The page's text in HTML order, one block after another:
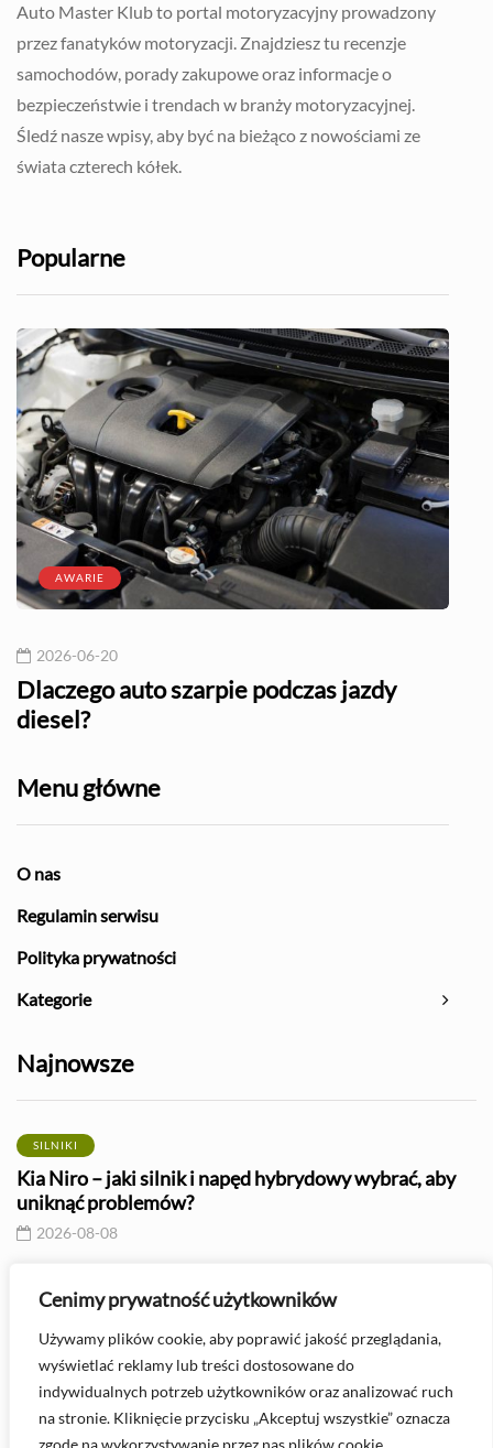
Cenimy prywatność użytkowników
Używamy plików cookie, aby poprawić jakość przeglądania,
wyświetlać reklamy lub treści dostosowane do
indywidualnych potrzeb użytkowników oraz analizować ruch
na stronie. Kliknięcie przycisku „Akceptuj wszystkie” oznacza
zgodę na wykorzystywanie przez nas plików cookie.
Auto Master Klub to portal motoryzacyjny prowadzony
przez fanatyków motoryzacji. Znajdziesz tu recenzje
samochodów, porady zakupowe oraz informacje o
bezpieczeństwie i trendach w branży motoryzacyjnej.
Śledź nasze wpisy, aby być na bieżąco z nowościami ze
świata czterech kółek.
Popularne
AWARIE
2026-06-20
Dlaczego auto szarpie podczas jazdy
diesel?
Menu główne
O nas
Regulamin serwisu
Polityka prywatności
Kategorie
Najnowsze
SILNIKI
Kia Niro – jaki silnik i napęd hybrydowy wybrać, aby
uniknąć problemów?
2026-08-08
PIELĘGNACJA I KONSERWACJA
diagnostyczny
2026-08-08